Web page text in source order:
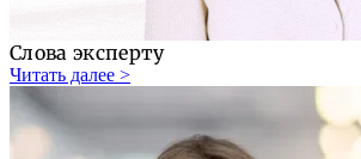
Слова эксперту
Читать далее >